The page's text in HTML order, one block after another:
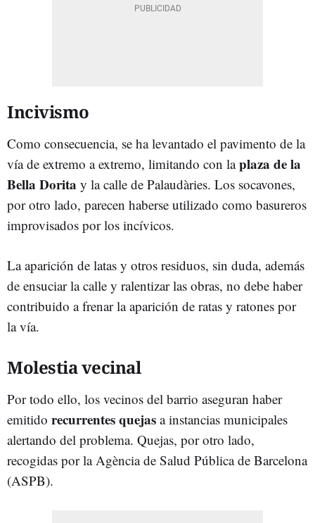
Incivismo
Como consecuencia, se ha levantado el pavimento de la
vía de extremo a extremo, limitando con laplaza de la
Bella Dorita y la calle de Palaudàries. Los socavones,
por otro lado, parecen haberse utilizado como basureros
improvisados por los incívicos.
La aparición de latas y otros residuos, sin duda, además
de ensuciar la calle y ralentizar las obras, no debe haber
contribuido a frenar la aparición de ratas y ratones por
la vía.
Molestia vecinal
Por todo ello, los vecinos del barrio aseguran haber
emitido recurrentes quejas a instancias municipales
alertando del problema. Quejas, por otro lado,
recogidas por la Agència de Salud Pública de Barcelona
(ASPB).